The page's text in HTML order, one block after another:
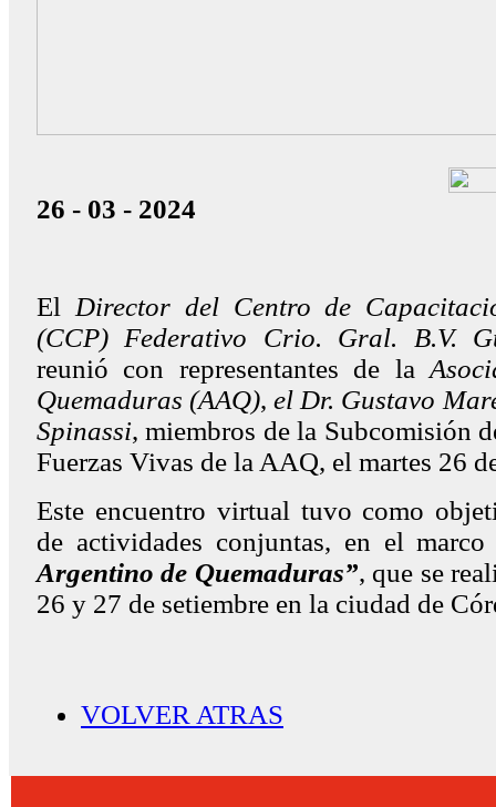
26 - 03 - 2024
El Director del Centro de
(CCP) Federativo Crio. Gral. B.V.
reunió con representantes de la
Quemaduras (AAQ),el Dr. Gustavo
Spinassi, miembros de la Subcomisión
Fuerzas Vivas de la AAQ, el martes 26
Este encuentro virtual tuvo como
de actividades conjuntas, en el
Argentino de Quemaduras”, que se
26 y 27 de setiembre en la ciudad de
VOLVER ATRAS